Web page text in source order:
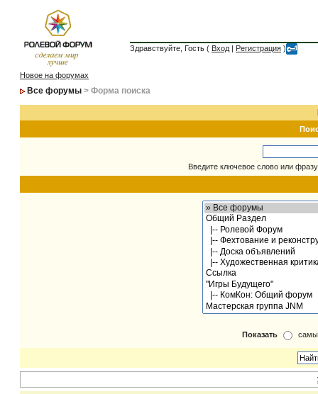
Здравствуйте, Гость ( Вход | Регистрация )
Новое на форумах
Все форумы > Форма поиска
Введите ключевое слово или
Показать